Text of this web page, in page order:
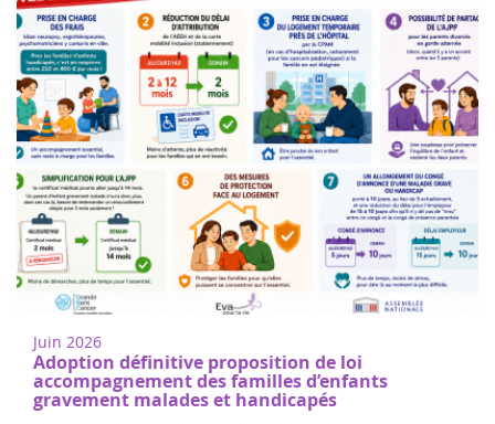
Juin 2026
Adoption définitive proposition de loi
accompagnement des familles d’enfants
gravement malades et handicapés
18
juin
2022
Femmes de coeur à Nogent sur
Oise
Marchez ou courez pour soutenir la
Paris.Inscription gratuite sur place. ...